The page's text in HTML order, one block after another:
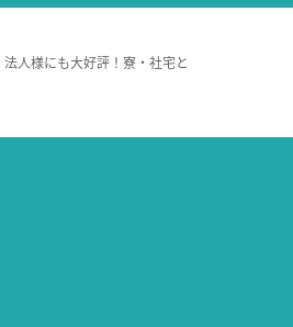
人様にも大好評！寮・社宅と